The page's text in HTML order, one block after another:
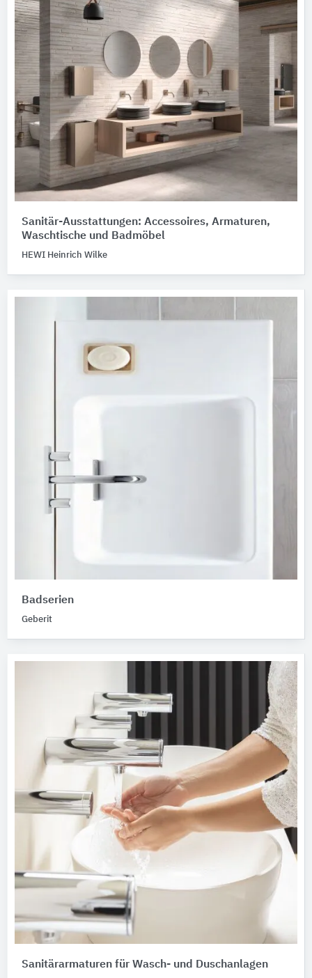
Sanitär-Ausstattungen: Accessoires, Armaturen,
Waschtische und Badmöbel
HEWI Heinrich Wilke
Badserien
Geberit
Sanitärarmaturen für Wasch- und Duschanlagen